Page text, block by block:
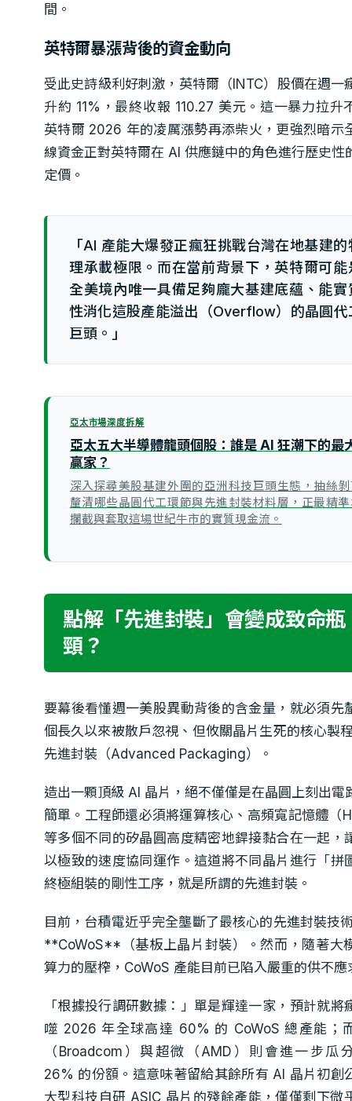
間。
英特爾暴漲背後的資金動向
受此史詩級利好刺激，英特爾（INTC）股價在週一
升約 11%，最終收報 110.27 美元。這一暴力拉升
英特爾 2026 年的凌厲漲勢再添柴火，更強烈暗示
線資金正對英特爾在 AI 供應鏈中的角色進行歷史性
定價。
「AI 產能大爆發正瘋狂挑戰台灣在地基建的
理承載極限。而在當前背景下，英特爾可能
全美境內唯一具備足夠龐大基建底蘊、能實
性消化這股產能溢出（Overflow）的晶圓代
巨頭。」
亞太市場深度拆解
亞太五大半導體龍頭個股：誰是 AI 狂潮下的最
贏家？
深入探尋美股基建外圍的亞洲科技巨頭生態，抽絲
釐清哪些晶圓代工環節與先進封裝材料層，正最精
攔截與套取這場世紀牛市的實質現金流。
點解「先進封裝」會變成致命瓶
頸？
要幕後看懂週一美股異動背後的含金量，就必須先
個長久以來被散戶忽視、但攸關晶片生死的核心
先進封裝（Advanced Packaging）。
造出一顆頂級 AI 晶片，絕不僅僅是在晶圓上刻出電
簡單。工程師還必須將運算核心、高頻寬記憶體（
等多個不同的矽晶圓高度精密地銲接黏合在一起，
以極致的速度協同運作。這道將不同晶片進行「拼
終極組裝的剛性工序，就是所謂的先進封裝。
目前，台積電近乎完全壟斷了最核心的先進封裝
**CoWoS**（基板上晶片封裝）。然而，隨著大
算力的壓榨，CoWoS 產能目前已陷入嚴重的供不應
「根據投行調研數據：」單是輝達一家，預計就將
噬 2026 年全球高達 60% 的 CoWoS 總產能；
（Broadcom）與超微（AMD）則會進一步瓜
26% 的份額。這意味著留給其餘所有 AI 晶片初創
大型科技自研 ASIC 晶片的殘餘產能，僅僅剩下微